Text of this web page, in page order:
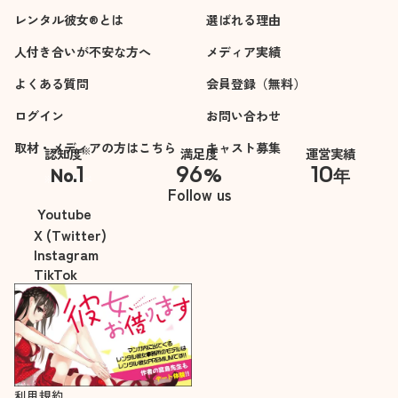
レンタル彼女®とは
選ばれる理由
人付き合いが不安な方へ
メディア実績
よくある質問
会員登録（無料）
ログイン
お問い合わせ
取材・メディアの方はこちら
キャスト募集
認知度※
No.1
※自社調べ
満足度
96%
運営実績
10年
Follow us
Youtube
X (Twitter)
Instagram
TikTok